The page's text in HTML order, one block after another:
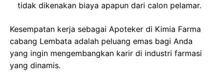
tidak dikenakan biaya apapun dari calon pelamar.
Kesempatan kerja sebagai Apoteker di Kimia Farma
cabang Lembata adalah peluang emas bagi Anda
yang ingin mengembangkan karir di industri farmasi
yang dinamis.